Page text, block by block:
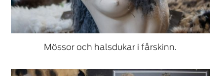
Mössor och halsdukar i fårskinn.